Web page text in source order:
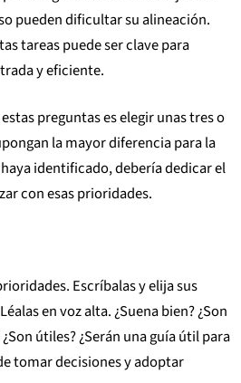
pueden dificultar su alineación.
tareas puede ser clave para
y eficiente.
preguntas es elegir unas tres o
la mayor diferencia para la
identificado, debería dedicar el
con esas prioridades.
Escríbalas y elija sus
en voz alta. ¿Suena bien? ¿Son
útiles? ¿Serán una guía útil para
tomar decisiones y adoptar